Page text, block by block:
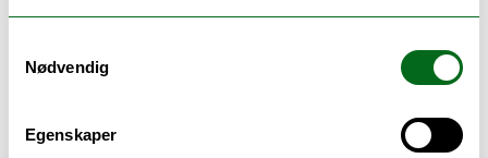
Nødvendig
Egenskaper
Miljøfond